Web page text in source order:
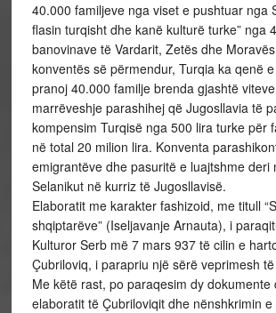
40.000 familjeve nga viset e pushtuar nga
flasin turqisht dhe kanë kulturë turke” nga
banovinave të Vardarit, Zetës dhe
konventës së përmendur, Turqia ka qenë
pranoj 40.000 familje brenda gjashtë
marrëveshje parashihej që Jugosllavia të
kompensim Turqisë nga 500 lira turke për
në total 20 milion lira. Konventa
emigrantëve dhe pasuritë e luajtshme deri
Selanikut në kurriz të Jugosllavisë.
Elaboratit me karakter fashizoid, me titull
shqiptarëve” (Iseljavanje Arnauta), i
Kulturor Serb më 7 mars 937 të cilin e
Çubriloviq, i parapriu një sërë veprimesh
Me këtë rast, po paraqesim dy dokumente
elaboratit të Çubriloviqit dhe nënshkrimin